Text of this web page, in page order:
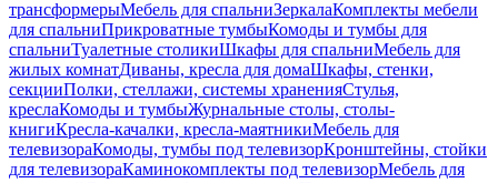
трансформерыМебель для спальниЗеркалаКомплекты мебели
для спальниПрикроватные тумбыКомоды и тумбы для
спальниТуалетные столикиШкафы для спальниМебель для
жилых комнатДиваны, кресла для домаШкафы, стенки,
секцииПолки, стеллажи, системы храненияСтулья,
креслаКомоды и тумбыЖурнальные столы, столы-
книгиКресла-качалки, кресла-маятникиМебель для
телевизораКомоды, тумбы под телевизорКронштейны, стойки
для телевизораКаминокомплекты под телевизорМебель для